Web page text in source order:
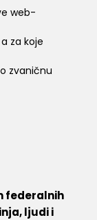
web-
za koje
zvaničnu
federalnih
ljudi i